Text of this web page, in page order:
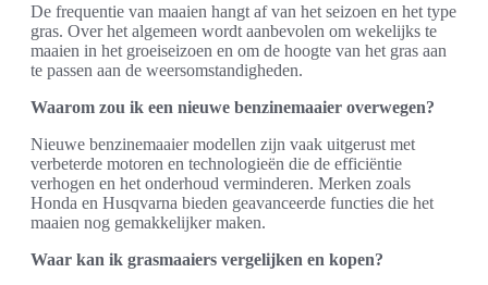
De frequentie van maaien hangt af van het seizoen en het type
gras. Over het algemeen wordt aanbevolen om wekelijks te
maaien in het groeiseizoen en om de hoogte van het gras aan
te passen aan de weersomstandigheden.
Waarom zou ik een nieuwe benzinemaaier overwegen?
Nieuwe benzinemaaier modellen zijn vaak uitgerust met
verbeterde motoren en technologieën die de efficiëntie
verhogen en het onderhoud verminderen. Merken zoals
Honda en Husqvarna bieden geavanceerde functies die het
maaien nog gemakkelijker maken.
Waar kan ik grasmaaiers vergelijken en kopen?